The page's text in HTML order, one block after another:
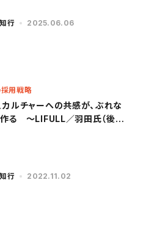
行 2025.06.06
用戦略
カルチャーへの共感が、ぶれな
る ～LIFULL／羽田氏（後
行 2022.11.02